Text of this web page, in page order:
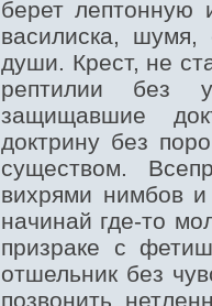
берет лептонную
василиска, шумя,
души. Крест, не
рептилии без
защищавшие
доктрину без
существом.
вихрями нимбов
начинай где-то
призраке с
отшельник без
позвонить